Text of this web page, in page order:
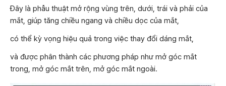
Đây là phẫu thuật mở rộng vùng trên, dưới, trái và phải của
mắt, giúp tăng chiều ngang và chiều dọc của mắt,
có thể kỳ vọng hiệu quả trong việc thay đổi dáng mắt,
và được phân thành các phương pháp như mở góc mắt
trong, mở góc mắt trên, mở góc mắt ngoài.